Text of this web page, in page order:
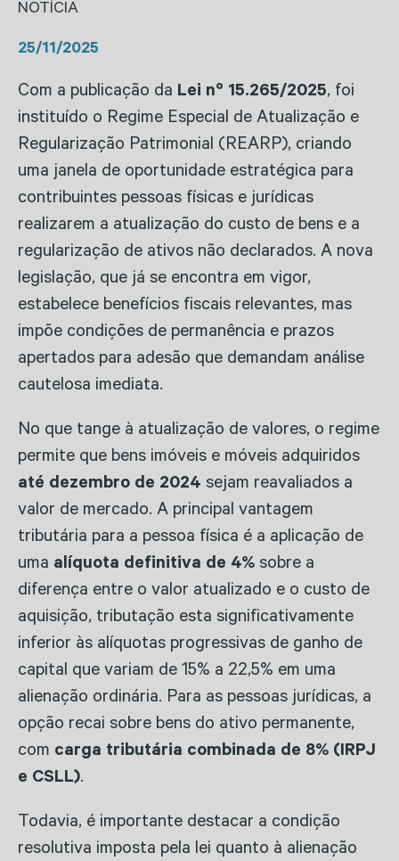
NOTÍCIA
25/11/2025
Com a publicação da Lei nº 15.265/2025, foi
instituído o Regime Especial de Atualização e
Regularização Patrimonial (REARP), criando
uma janela de oportunidade estratégica para
contribuintes pessoas físicas e jurídicas
realizarem a atualização do custo de bens e a
regularização de ativos não declarados. A nova
legislação, que já se encontra em vigor,
estabelece benefícios fiscais relevantes, mas
impõe condições de permanência e prazos
apertados para adesão que demandam análise
cautelosa imediata.
No que tange à atualização de valores, o regime
permite que bens imóveis e móveis adquiridos
até dezembro de 2024 sejam reavaliados a
valor de mercado. A principal vantagem
tributária para a pessoa física é a aplicação de
uma alíquota definitiva de 4% sobre a
diferença entre o valor atualizado e o custo de
aquisição, tributação esta significativamente
inferior às alíquotas progressivas de ganho de
capital que variam de 15% a 22,5% em uma
alienação ordinária. Para as pessoas jurídicas, a
opção recai sobre bens do ativo permanente,
com carga tributária combinada de 8% (IRPJ
e CSLL).
Todavia, é importante destacar a condição
resolutiva imposta pela lei quanto à alienação